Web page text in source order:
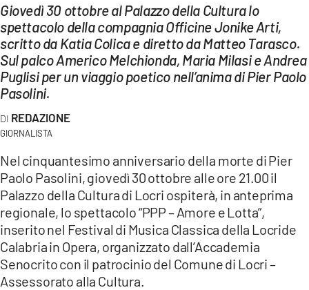
LAC ONAIR
LaC
Network
LACPLAY.IT
LACTV.IT
LACONAIR.IT
LACITYMAG.IT
ILREGGINO.IT
COSENZACHANNEL.IT
Giovedì 30 ottobre al Palazzo della Cultura lo
spettacolo della compagnia Officine Jonike Arti,
scritto da Katia Colica e diretto da Matteo Tarasco.
Sul palco Americo Melchionda, Maria Milasi e Andrea
Puglisi per un viaggio poetico nell’anima di Pier Paolo
Pasolini.
REDAZIONE
GIORNALISTA
Nel cinquantesimo anniversario della morte di Pier
Paolo Pasolini, giovedì 30 ottobre alle ore 21.00 il
Palazzo della Cultura di Locri ospiterà, in anteprima
regionale, lo spettacolo “PPP – Amore e Lotta”,
inserito nel Festival di Musica Classica della Locride
Calabria in Opera, organizzato dall’Accademia
Senocrito con il patrocinio del Comune di Locri –
Assessorato alla Cultura.